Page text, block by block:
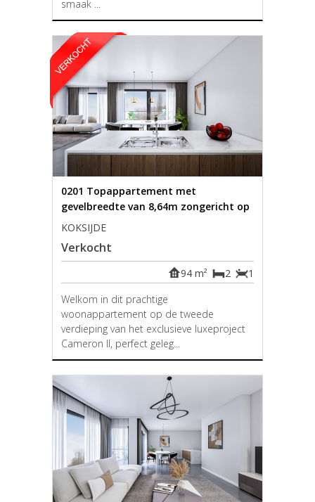
smaak ...
0201 Topappartement met
gevelbreedte van 8,64m zongericht op
2° verdieping
KOKSIJDE
Verkocht
1
2
94 m²
Welkom in dit prachtige
woonappartement op de tweede
verdieping van het exclusieve luxeproject
Cameron II, perfect geleg...